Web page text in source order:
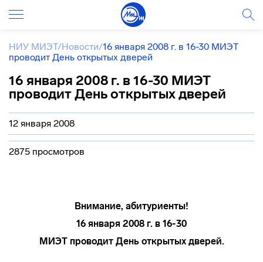
НИУ МИЭТ/Новости/16 января 2008 г. в 16-30 МИЭТ
проводит День открытых дверей
16 января 2008 г. в 16-30 МИЭТ
проводит День открытых дверей
12 января 2008
2875 просмотров
Внимание, абитуриенты!
16 января 2008 г. в 16-30
МИЭТ проводит День открытых дверей.